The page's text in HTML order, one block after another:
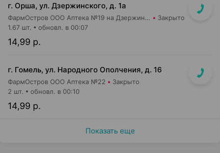
г. Орша, ул. Дзержинского, д. 1а
ФармОстров ООО Аптека №19 на Дзержинского Закрыто
14,99 р.
1.67 шт. обновл. в 00:07
г. Гомель, ул. Народного Ополчения, д. 16
ФармОстров ООО Аптека №22 Закрыто
14,99 р.
2 шт. обновл. в 00:10
Показать еще